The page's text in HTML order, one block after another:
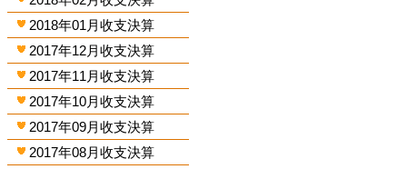
2018年01月收支決算
2017年12月收支決算
2017年11月收支決算
2017年10月收支決算
2017年09月收支決算
2017年08月收支決算